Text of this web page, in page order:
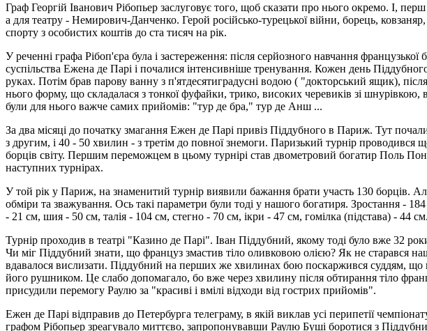
Граф Георгій Іванович Рібопьер заслуговує того, щоб сказати про нього окремо. І,
а для театру - Немирович-Данченко. Герой російсько-турецької війни, борець,
спорту з особистих коштів до ста тисяч на рік.
У реченні графа Рібоп'єра була і застереження: після серйозного навчання
суспільства Ежена де Парі і почалися інтенсивніше тренування. Кожен день
руках. Потім брав парову ванну з п'ятдесятиградусні водою ( "докторський ящик),
нього форму, що складалася з тонкої фуфайки, трико, високих черевиків зі шнурівкою,
були для нього важче самих прийомів: "тур де бра," тур де Анш ...
За два місяці до початку змагання Ежен де Парі привіз Піддубного в Париж. Тут
з другим, і 40 - 50 хвилин - з третім до повної знемоги. Паризький турнір проводився
борців світу. Першим переможцем в цьому турнірі став двометровий богатир Поль
наступних турнірах.
У той рік у Париж, на знаменитий турнір виявили бажання брати участь 130 борців.
обміри та зважування. Ось такі параметри були тоді у нашого богатиря. Зростання -
- 21 см, шия - 50 см, талія - 104 см, стегно - 70 см, ікри - 47 см, гомілка (підстава) - 44 см.
Турнір проходив в театрі "Казино де Парі". Іван Піддубний, якому тоді було вже 32
Чи міг Піддубний знати, що француз змастив тіло оливковою олією? Як не старався
вдавалося вислизати. Піддубний на перших же хвилинах бою поскаржився суддям, що
його рушником. Це слабо допомагало, бо вже через хвилину після обтирання тіло
присудили перемогу Раулю за "красиві і вмілі відходи від гострих прийомів".
Ежен де Парі відправив до Петербурга телеграму, в якій виклав усі перипетії
графом Рібопьер зреагувало миттєво, запропонувавши Раулю Буші боротися з